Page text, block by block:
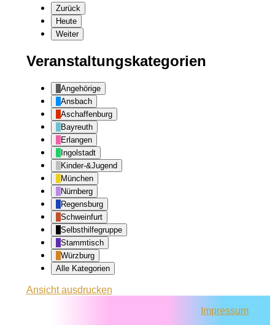
Zurück
Heute
Weiter
Veranstaltungskategorien
Angehörige
Ansbach
Aschaffenburg
Bayreuth
Erlangen
Ingolstadt
Kinder-&Jugend
München
Nürnberg
Regensburg
Schweinfurt
Selbsthilfegruppe
Stammtisch
Würzburg
Alle Kategorien
Ansichtausdrucken
Impressum